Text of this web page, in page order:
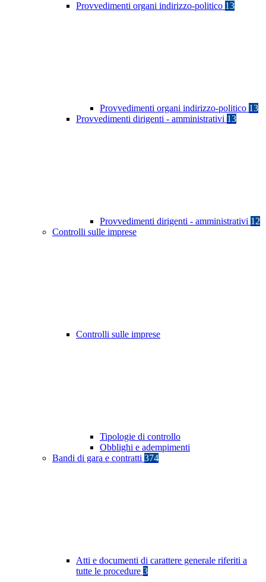
Provvedimenti organi indirizzo-politico 13
Provvedimenti organi indirizzo-politico 13
Provvedimenti dirigenti - amministrativi 13
Provvedimenti dirigenti - amministrativi 12
Controlli sulle imprese
Controlli sulle imprese
Tipologie di controllo
Obblighi e adempimenti
Bandi di gara e contratti 374
Atti e documenti di carattere generale riferiti a
tutte le procedure 3